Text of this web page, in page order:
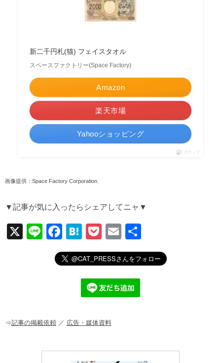
新二千円札(猫) フェイスタオル
スペースファクトリー(Space Factory)
Amazon
楽天市場
Yahooショッピング
ポチップ
画像提供：Space Factory Corporation.
▼記事が気に入ったらシェアしてニャ▼
X
Li
F
a
c
o
H
at
e
n
a
P
o
ck
et
E
m
ail
有
⇒記事の掲載依頼 ／ 広告・媒体資料